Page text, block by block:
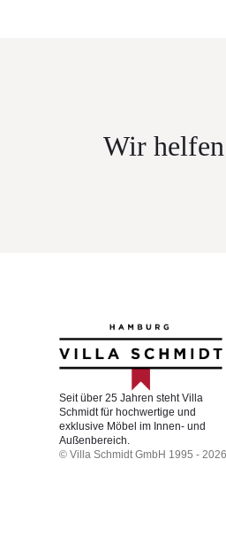
Wir
Seit über 25 Jahren steht Villa
Schmidt für hochwertige und
exklusive Möbel im Innen- und
Außenbereich.
© Villa Schmidt GmbH 1995 - 2026